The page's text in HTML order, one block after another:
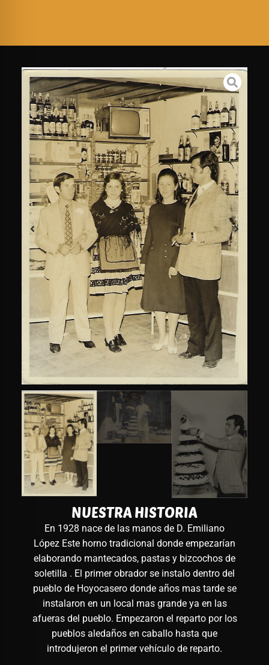
NUESTRA HISTORIA
En 1928 nace de las manos de D. Emiliano
López Este horno tradicional donde empezarían
elaborando mantecados, pastas y bizcochos de
soletilla . El primer obrador se instalo dentro del
pueblo de Hoyocasero donde años mas tarde se
instalaron en un local mas grande ya en las
afueras del pueblo. Empezaron el reparto por los
pueblos aledaños en caballo hasta que
introdujeron el primer vehículo de reparto.